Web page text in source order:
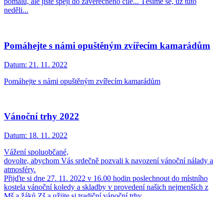
neděli...
Pomáhejte s námi opuštěným zvířecím kamarádům
Datum: 21. 11. 2022
Pomáhejte s námi opuštěným zvířecím kamarádům
Vánoční trhy 2022
Datum: 18. 11. 2022
Vážení spoluobčané,
dovolte, abychom Vás srdečně pozvali k navození vánoční nálady a
atmosféry.
Přijďte si dne 27. 11. 2022 v 16.00 hodin poslechnout do místního
kostela vánoční koledy a skladby v provedení našich nejmenších z